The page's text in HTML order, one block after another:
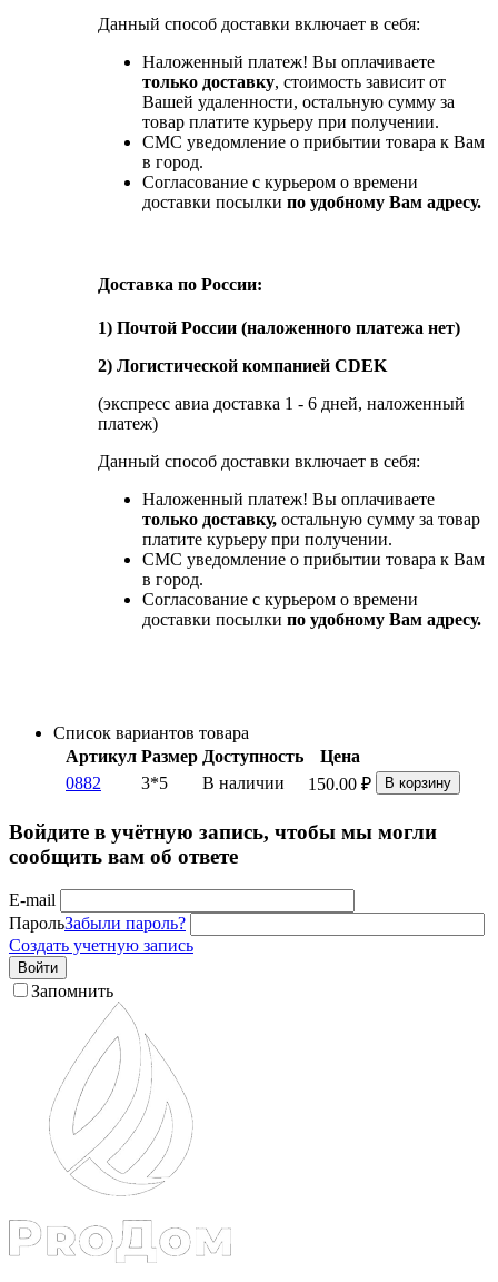
Данный способ доставки включает в себя:
Наложенный платеж! Вы оплачиваете
только доставку, стоимость зависит от
Вашей удаленности, остальную сумму за
товар платите курьеру при получении.
СМС уведомление о прибытии товара к Вам
в город.
Согласование с курьером о времени
доставки посылки по удобному Вам адресу.
Доставка по России:
1) Почтой России (наложенного платежа нет)
2) Логистической компанией CDEK
(экспресс авиа доставка 1 - 6 дней, наложенный
платеж)
Данный способ доставки включает в себя:
Наложенный платеж! Вы оплачиваете
только доставку, остальную сумму за товар
платите курьеру при получении.
СМС уведомление о прибытии товара к Вам
в город.
Согласование с курьером о времени
доставки посылки по удобному Вам адресу.
Список вариантов товара
Артикул Размер Доступность
Цена
0882
3*5 В наличии 150.00 ₽ В корзину
Войдите в учётную запись, чтобы мы могли
сообщить вам об ответе
E-mail
ПарольЗабыли пароль?
Создать учетную запись
Войти
Запомнить